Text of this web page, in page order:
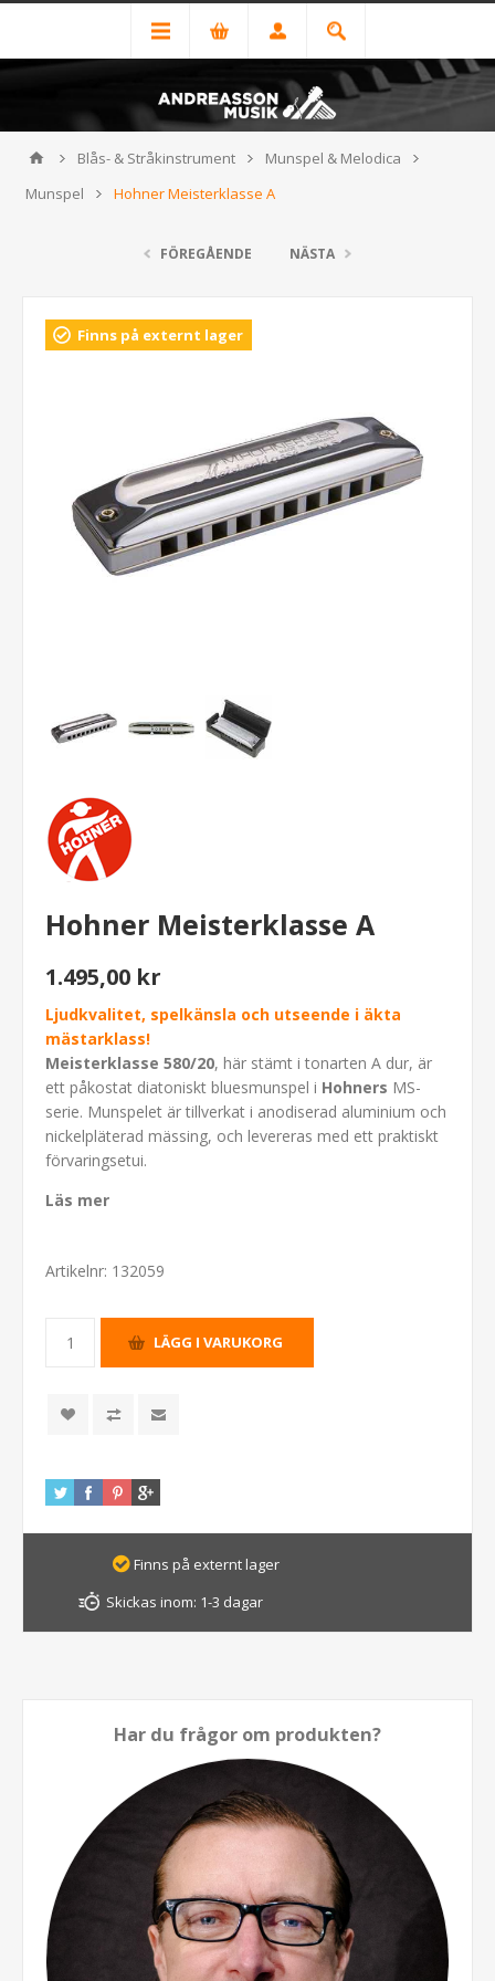
Blås- & Stråkinstrument
Munspel & Melodica
Munspel
Hohner Meisterklasse A
FÖREGÅENDE NÄSTA
Finns på externt lager
Hohner Meisterklasse A
1.495,00 kr
Ljudkvalitet, spelkänsla och utseende i äkta
mästarklass!
Meisterklasse 580/20, här stämt i tonarten A dur, är
ett påkostat diatoniskt bluesmunspel i Hohners MS-
serie. Munspelet är tillverkat i anodiserad aluminium och
nickelpläterad mässing, och levereras med ett praktiskt
förvaringsetui.
Läs mer
Artikelnr: 132059
Finns på externt lager
Skickas inom: 1-3 dagar
Har du frågor om produkten?